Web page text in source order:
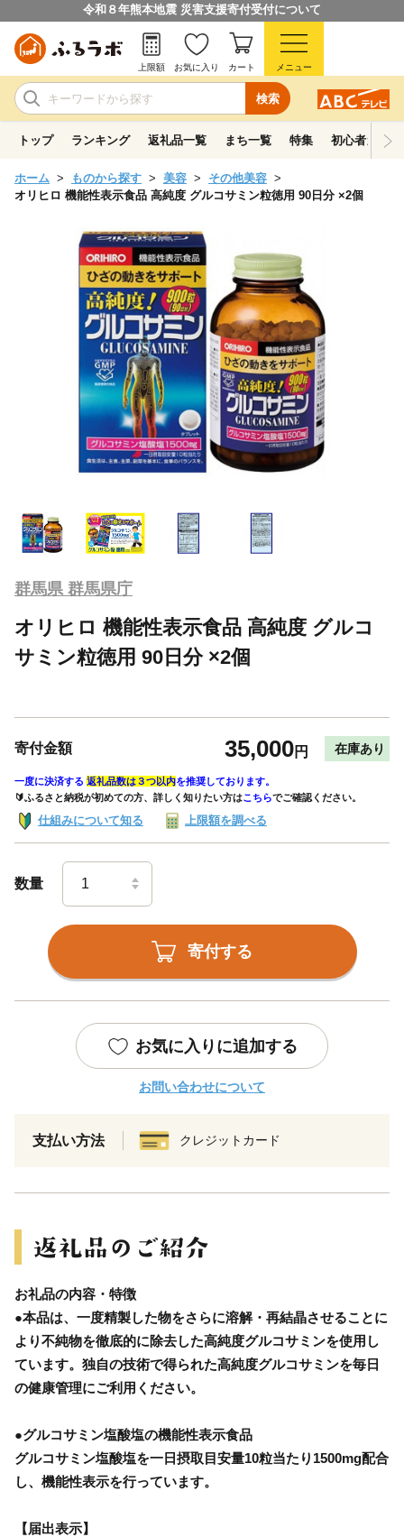
令和８年熊本地震 災害支援寄付受付について
検索
上限額 お気に入り カート メニュー
トップ ランキング 返礼品一覧 まち一覧 特集 初心者ガイド
ホーム ものから探す 美容
その他美容
オリヒロ 機能性表示食品 高純度 グルコサミン粒徳用 90日分 ×2個
群馬県 群馬県庁
オリヒロ 機能性表示食品 高純度 グルコ
サミン粒徳用 90日分 ×2個
寄付金額 35,000円 在庫あり
一度に決済する 返礼品数は３つ以内を推奨しております。
🔰ふるさと納税が初めての方、詳しく知りたい方はこちらでご確認ください。
仕組みについて知る 上限額を調べる
数量
寄付する
お気に入りに追加する
お問い合わせについて
支払い方法 クレジットカード
お礼品の内容・特徴
●本品は、一度精製した物をさらに溶解・再結晶させることに
より不純物を徹底的に除去した高純度グルコサミンを使用し
ています。独自の技術で得られた高純度グルコサミンを毎日
の健康管理にご利用ください。
●グルコサミン塩酸塩の機能性表示食品
グルコサミン塩酸塩を一日摂取目安量10粒当たり1500mg配合
し、機能性表示を行っています。
【届出表示】